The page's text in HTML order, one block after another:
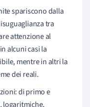
spariscono dalla
tra
attenzione al
alcuni casi la
mentre in altri la
dei reali.
di primo e
logaritmiche,